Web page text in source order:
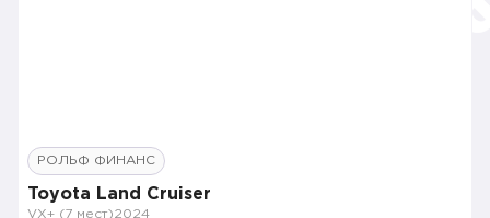
РОЛЬФ ФИНАНС
Toyota Land Cruiser
VX+ (7 мест)2024